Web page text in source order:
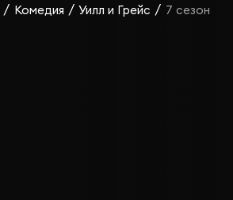
/ Комедия / Уилл и Грейс / 7 сезон